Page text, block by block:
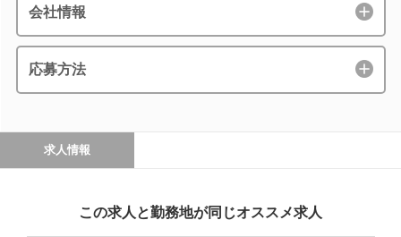
会社情報
応募方法
求人情報
この求人と勤務地が同じオススメ求人